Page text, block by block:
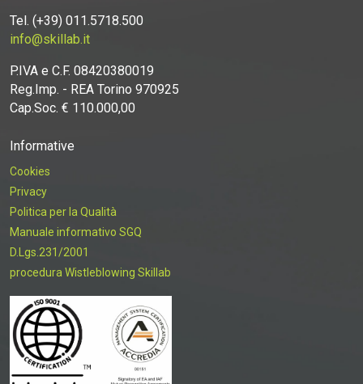
Tel. (+39) 011.5718.500
info@skillab.it
P.IVA e C.F. 08420380019
Reg.Imp. - REA Torino 970925
Cap.Soc. € 110.000,00
Informative
Cookies
Privacy
Politica per la Qualità
Manuale informativo SGQ
D.Lgs.231/2001
procedura Wistleblowing Skillab